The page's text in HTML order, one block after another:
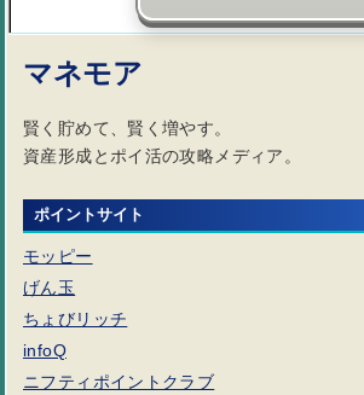
マネモア
賢く貯めて、賢く増やす。
資産形成とポイ活の攻略メディア。
ポイントサイト
モッピー
げん玉
ちょびリッチ
infoQ
ニフティポイントクラブ